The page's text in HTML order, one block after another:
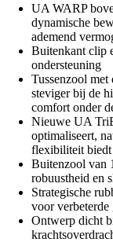
UA WARP
dynamische
ademend
Buitenkant clip
ondersteuning
Tussenzool met
steviger bij de
comfort onder
Nieuwe UA
optimaliseert,
flexibiliteit biedt
Buitenzool van
robuustheid en
Strategische
voor
Ontwerp dicht